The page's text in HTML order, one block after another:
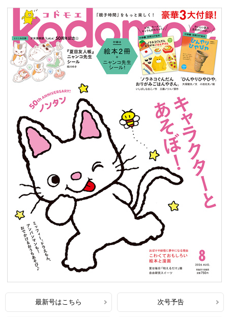
最新号はこちら 次号予告